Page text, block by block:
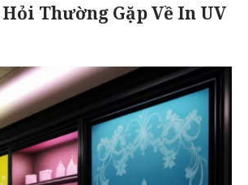
Thường Gặp Về In UV